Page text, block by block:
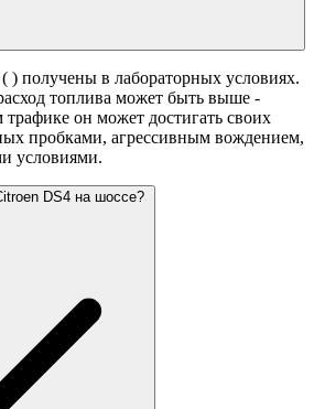
) получены в лабораторных условиях.
топлива может быть выше -
он может достигать своих
пробками, агрессивным вождением,
условиями.
DS4 на шоссе?